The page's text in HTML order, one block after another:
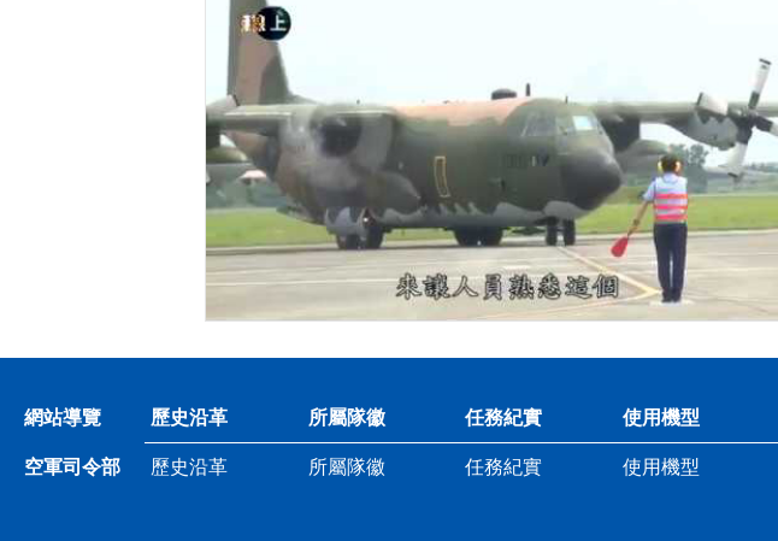
網站導覽
空軍司令部
歷史沿革
歷史沿革
所屬隊徽
所屬隊徽
任務紀實
任務紀實
使用機型
使用機型